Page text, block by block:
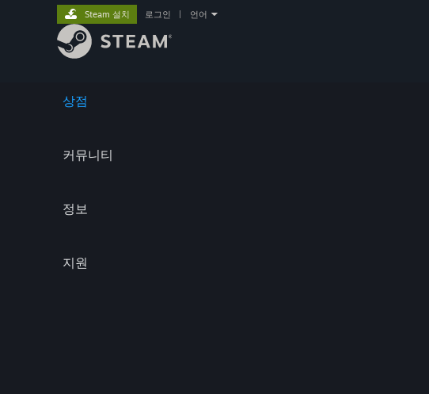
상점
커뮤니티
정보
지원
Steam 설치 로그인 언어